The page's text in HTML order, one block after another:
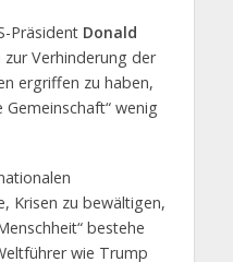
Präsident Donald
Verhinderung der
ergriffen zu haben,
wenig
Krisen zu bewältigen,
bestehe
wie Trump